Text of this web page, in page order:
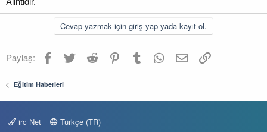
Cevap yazmak için giriş yap yada kayıt ol.
Paylaş: Facebook
TwitterReddit PinterestTumblr WhatsApp
E-postaLink
Eğitim Haberleri
irc Net
Türkçe (TR)